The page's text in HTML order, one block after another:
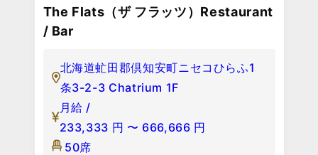
The Flats（ザ フラッツ）Restaurant
/ Bar
北海道虻田郡倶知安町ニセコひらふ1
条3-2-3 Chatrium 1F
月給 /
233,333 円 〜 666,666 円
50席